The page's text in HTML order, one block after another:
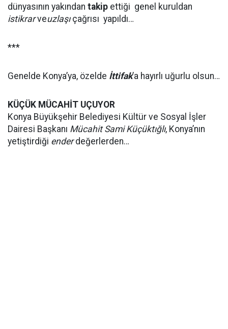
dünyasının yakından takip ettiği genel kuruldan
istikrarveuzlaşıçağrısı yapıldı…
***
Genelde Konya’ya, özelde İttifak’a hayırlı uğurlu olsun…
KÜÇÜK MÜCAHİT UÇUYOR
Konya Büyükşehir Belediyesi Kültür ve Sosyal İşler
Dairesi Başkanı Mücahit Sami Küçüktığlı, Konya’nın
yetiştirdiği enderdeğerlerden…